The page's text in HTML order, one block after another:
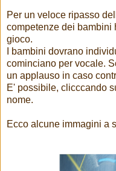
Per un veloce ripasso
competenze dei bambini
gioco.
I bambini dovrano
cominciano per vocale.
un applauso in caso
E' possibile, clicccando
nome.
Ecco alcune immagini a